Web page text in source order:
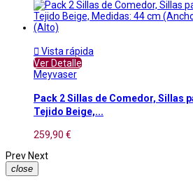
 Vista rápida
Ver Detalle
Meyvaser
Pack 2 Sillas de Comedor, Sillas
Tejido Beige,...
259,90 €
Prev Next
close